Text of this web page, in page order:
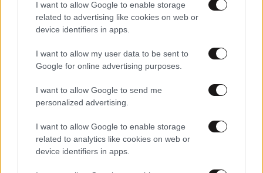
I want to allow Google to enable storage
related to advertising like cookies on web or
device identifiers in apps.
I want to allow my user data to be sent to
Google for online advertising purposes.
I want to allow Google to send me
personalized advertising.
I want to allow Google to enable storage
related to analytics like cookies on web or
device identifiers in apps.
26·04·2024 08:29